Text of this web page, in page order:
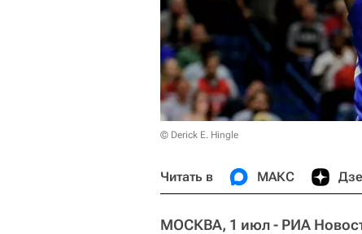
© Derick E. Hingle
Читать в МАКС
МОСКВА, 1 июл - РИА